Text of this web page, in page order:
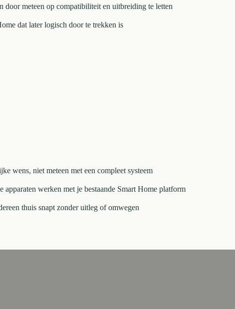
door meteen op compatibiliteit en uitbreiding te letten
dat later logisch door te trekken is
wens, niet meteen met een compleet systeem
apparaten werken met je bestaande Smart Home platform
thuis snapt zonder uitleg of omwegen